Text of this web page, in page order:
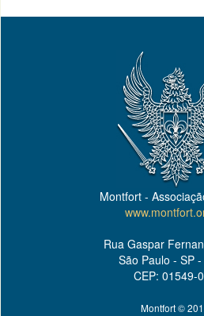
Montfort -
Rua Gaspar
São Paulo - SP
CEP: 01549-
Montfort ©